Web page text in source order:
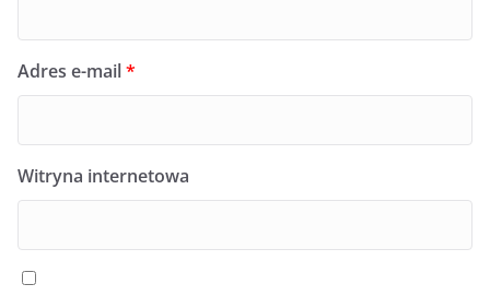
Adres e-mail*
Witryna internetowa